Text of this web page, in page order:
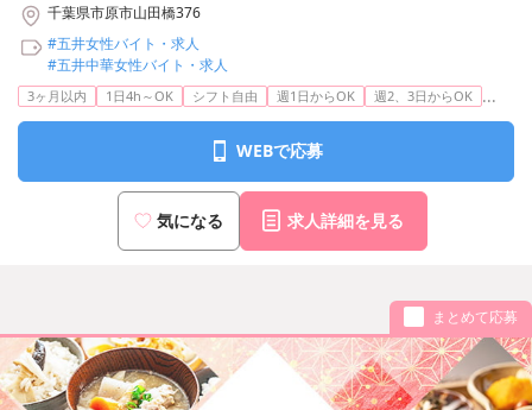
千葉県市原市山田橋376
#五井女性バイト・求人
#五井中華女性バイト・求人
3ヶ月以内 1日4h～OK シフト自由 週1日からOK 週2、3日からOK ...
WEBで応募
気になる 求人詳細を見る
まとめて応募